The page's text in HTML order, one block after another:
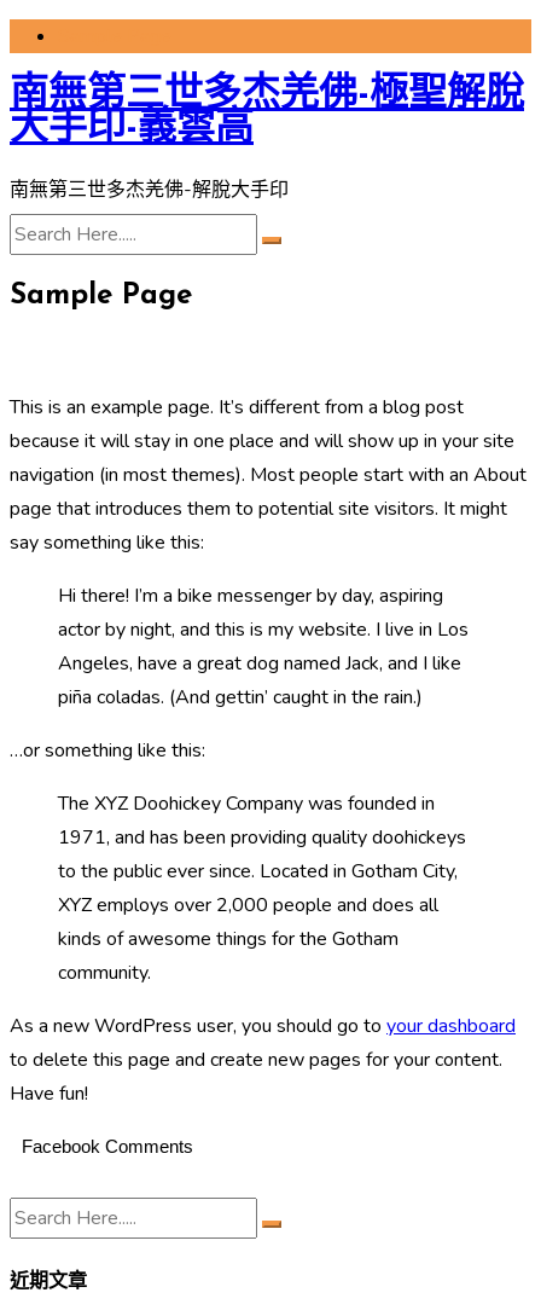
Skip
to
content
南無第三世多杰羌佛-極聖解脫
大手印-義雲高
南無第三世多杰羌佛-解脫大手印
Sample Page
This is an example page. It’s different from a blog post
because it will stay in one place and will show up in your site
navigation (in most themes). Most people start with an About
page that introduces them to potential site visitors. It might
say something like this:
Hi there! I’m a bike messenger by day, aspiring
actor by night, and this is my website. I live in Los
Angeles, have a great dog named Jack, and I like
piña coladas. (And gettin’ caught in the rain.)
…or something like this:
The XYZ Doohickey Company was founded in
1971, and has been providing quality doohickeys
to the public ever since. Located in Gotham City,
XYZ employs over 2,000 people and does all
kinds of awesome things for the Gotham
community.
As a new WordPress user, you should go to your dashboard
to delete this page and create new pages for your content.
Have fun!
Facebook Comments
近期文章